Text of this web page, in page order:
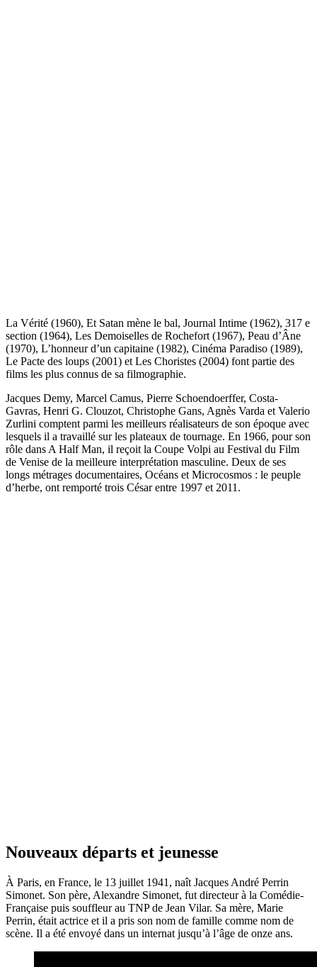
La Vérité (1960), Et Satan mène le bal, Journal Intime (1962), 317 e
section (1964), Les Demoiselles de Rochefort (1967), Peau d’Âne
(1970), L’honneur d’un capitaine (1982), Cinéma Paradiso (1989),
Le Pacte des loups (2001) et Les Choristes (2004) font partie des
films les plus connus de sa filmographie.
Jacques Demy, Marcel Camus, Pierre Schoendoerffer, Costa-
Gavras, Henri G. Clouzot, Christophe Gans, Agnès Varda et Valerio
Zurlini comptent parmi les meilleurs réalisateurs de son époque avec
lesquels il a travaillé sur les plateaux de tournage. En 1966, pour son
rôle dans A Half Man, il reçoit la Coupe Volpi au Festival du Film
de Venise de la meilleure interprétation masculine. Deux de ses
longs métrages documentaires, Océans et Microcosmos : le peuple
d’herbe, ont remporté trois César entre 1997 et 2011.
Nouveaux départs et jeunesse
À Paris, en France, le 13 juillet 1941, naît Jacques André Perrin
Simonet. Son père, Alexandre Simonet, fut directeur à la Comédie-
Française puis souffleur au TNP de Jean Vilar. Sa mère, Marie
Perrin, était actrice et il a pris son nom de famille comme nom de
scène. Il a été envoyé dans un internat jusqu’à l’âge de onze ans.